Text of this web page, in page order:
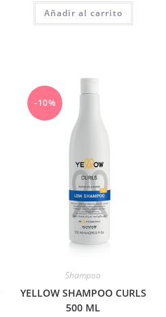
Añadir al carrito
-10%
Shampoo
YELLOW SHAMPOO CURLS
500 ML